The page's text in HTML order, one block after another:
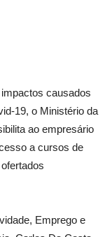
causados
19, o Ministério da
ao empresário
a cursos de
Emprego e